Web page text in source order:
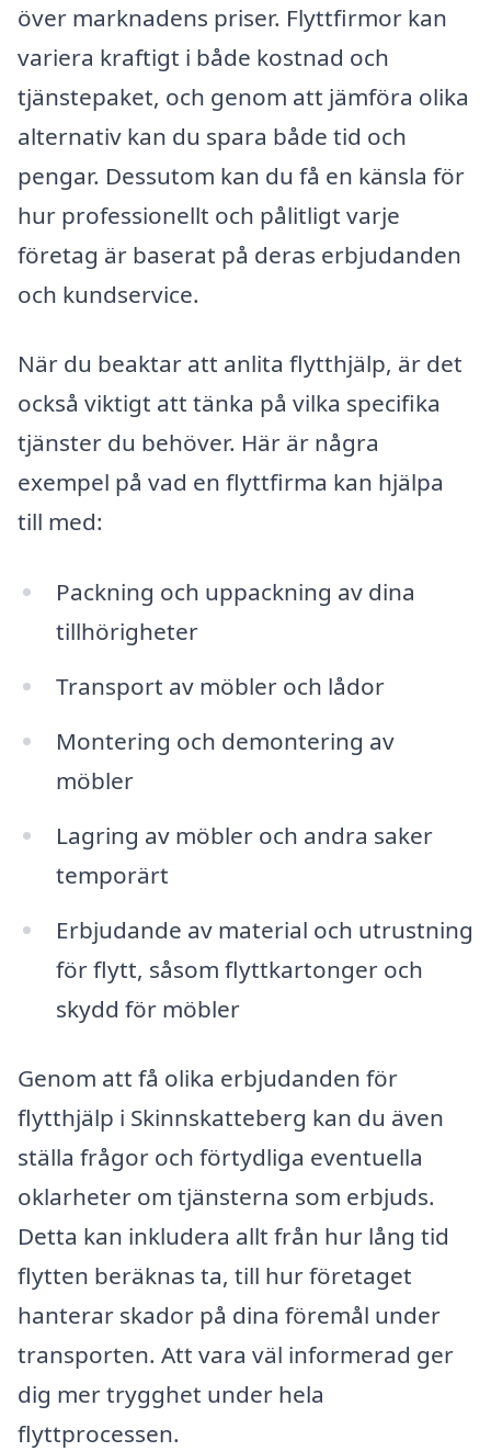
över marknadens priser. Flyttfirmor kan
variera kraftigt i både kostnad och
tjänstepaket, och genom att jämföra olika
alternativ kan du spara både tid och
pengar. Dessutom kan du få en känsla för
hur professionellt och pålitligt varje
företag är baserat på deras erbjudanden
och kundservice.
När du beaktar att anlita flytthjälp, är det
också viktigt att tänka på vilka specifika
tjänster du behöver. Här är några
exempel på vad en flyttfirma kan hjälpa
till med:
Packning och uppackning av dina
tillhörigheter
Transport av möbler och lådor
Montering och demontering av
möbler
Lagring av möbler och andra saker
temporärt
Erbjudande av material och utrustning
för flytt, såsom flyttkartonger och
skydd för möbler
Genom att få olika erbjudanden för
flytthjälp i Skinnskatteberg kan du även
ställa frågor och förtydliga eventuella
oklarheter om tjänsterna som erbjuds.
Detta kan inkludera allt från hur lång tid
flytten beräknas ta, till hur företaget
hanterar skador på dina föremål under
transporten. Att vara väl informerad ger
dig mer trygghet under hela
flyttprocessen.